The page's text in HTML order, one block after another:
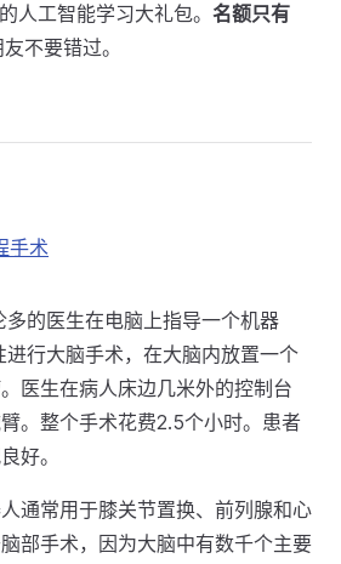
人工智能学习大礼包。 名额只有
不要错过。
手术
多的医生在电脑上指导一个机器
行大脑手术，在大脑内放置一个
医生在病人床边几米外的控制台
。整个手术花费2.5个小时。患者
好。
通常用于膝关节置换、前列腺和心
部手术，因为大脑中有数千个主要